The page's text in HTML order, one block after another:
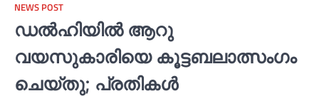
NEWS POST
ഡല്‍ഹിയില്‍ ആറു
വയസുകാരിയെ കൂട്ടബലാത്സംഗം
ചെയ്തു; പ്രതികള്‍